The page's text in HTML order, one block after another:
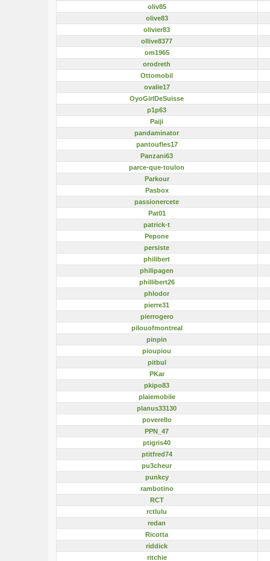
oliv85
olive83
olivier83
ollive8377
om1965
orodreth
Ottomobil
ovalie17
OyoGirlDeSuisse
p1p63
Paiji
pandaminator
pantoufles17
Panzani63
parce-que-toulon
Parkour
Pasbox
passionercete
Pat01
patrick-t
Pepone
persiste
philibert
philipagen
phillibert26
phlodor
pierre31
pierrogero
pilouofmontreal
pinpin
pioupiou
pitbul
PKar
pkipo83
plaiemobile
planus33130
poverello
PPN_47
ptigris40
ptitfred74
pu3cheur
punkcy
rambotino
RCT
rctlulu
redan
Ricotta
riddick
ritchie